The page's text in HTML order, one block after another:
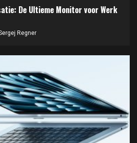
De Ultieme Monitor voor Werk
Regner